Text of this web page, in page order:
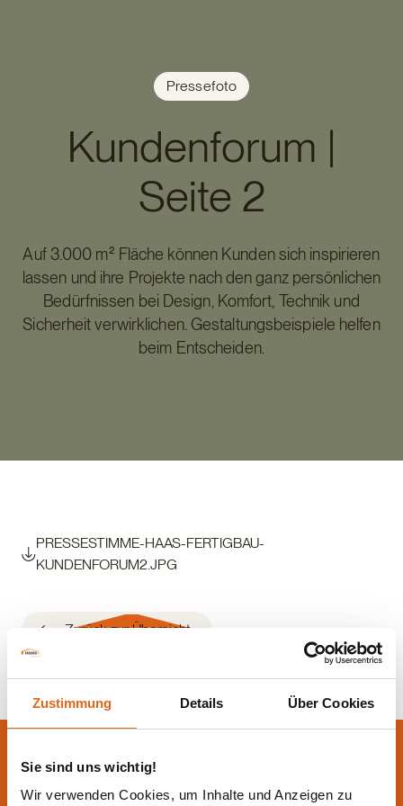
Zustimmung Details Über Cookies
Sie sind uns wichtig!
Wir verwenden Cookies, um Inhalte und Anzeigen zu
Pressefoto
Kundenforum |
Seite 2
Auf 3.000 m² Fläche können Kunden sich inspirieren
lassen und ihre Projekte nach den ganz persönlichen
Bedürfnissen bei Design, Komfort, Technik und
Sicherheit verwirklichen. Gestaltungsbeispiele helfen
beim Entscheiden.
PRESSESTIMME-HAAS-FERTIGBAU-
KUNDENFORUM2.JPG
Zurück zur Übersicht
Lassen Sie sich jetzt
beraten.